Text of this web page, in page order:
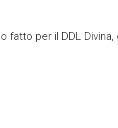
fatto per il DDL